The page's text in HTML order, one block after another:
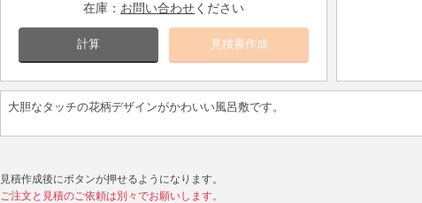
在庫： お問い合わせください
計算
大胆なタッチの花柄デザインがかわいい風呂敷です。
見積作成後にボタンが押せるようになります。
ご注文と見積のご依頼は別々でお願いします。